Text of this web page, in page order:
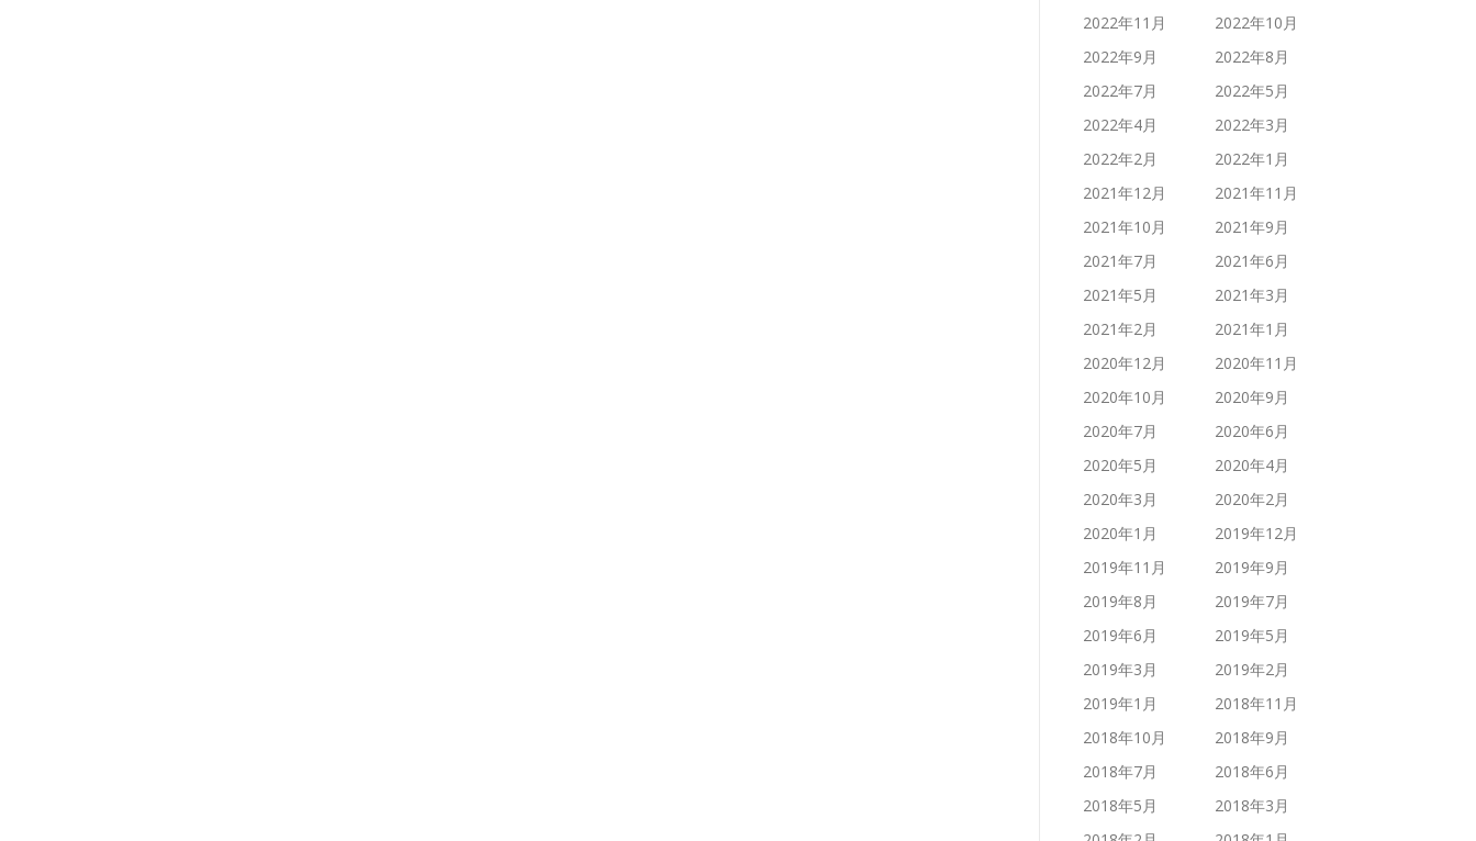
2022年11月
2022年10月
2022年9月
2022年8月
2022年7月
2022年5月
2022年4月
2022年3月
2022年2月
2022年1月
2021年12月
2021年11月
2021年10月
2021年9月
2021年7月
2021年6月
2021年5月
2021年3月
2021年2月
2021年1月
2020年12月
2020年11月
2020年10月
2020年9月
2020年7月
2020年6月
2020年5月
2020年4月
2020年3月
2020年2月
2020年1月
2019年12月
2019年11月
2019年9月
2019年8月
2019年7月
2019年6月
2019年5月
2019年3月
2019年2月
2019年1月
2018年11月
2018年10月
2018年9月
2018年7月
2018年6月
2018年5月
2018年3月